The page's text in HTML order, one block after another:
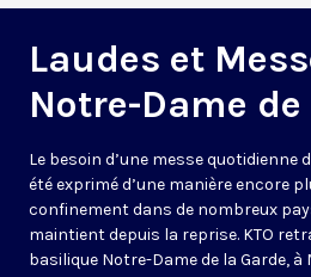
Laudes et
Notre-Dame
Le besoin d’une messe quotidienne
été exprimé d’une manière encore
confinement dans de nombreux
maintient depuis la reprise. KTO
basilique Notre-Dame de la Garde,